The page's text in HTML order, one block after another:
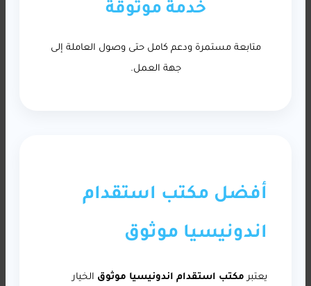
خدمة موثوقة
متابعة مستمرة ودعم كامل حتى وصول العاملة إلى
جهة العمل.
أفضل مكتب استقدام
اندونيسيا موثوق
يعتبر مكتب استقدام اندونيسيا موثوق الخيار